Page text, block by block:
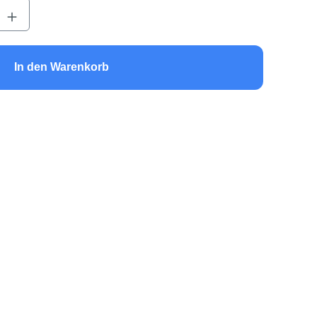
den gewünschten Wert ein oder
In den Warenkorb